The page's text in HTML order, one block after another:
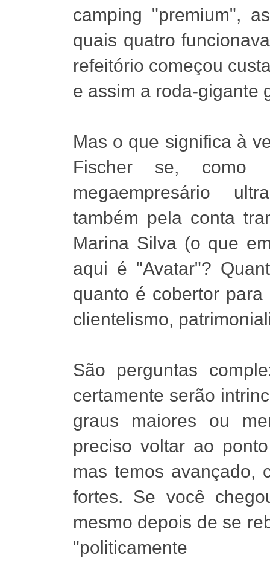
camping "premium",
quais quatro
refeitório começou
e assim a roda-gigante
Mas o que significa à
Fischer se, como
megaempresário
também pela conta
Marina Silva (o que
aqui é "Avatar"?
quanto é cobertor
clientelismo,
São perguntas
certamente serão
graus maiores ou
preciso voltar ao
mas temos avançado,
fortes. Se você
mesmo depois de se